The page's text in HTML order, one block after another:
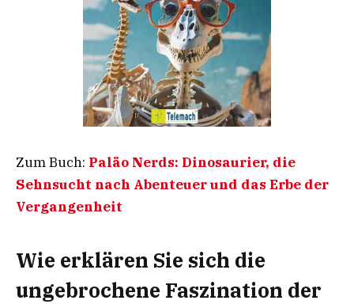
Zum Buch: Paläo Nerds: Dinosaurier, die
Sehnsucht nach Abenteuer und das Erbe der
Vergangenheit
Wie erklären Sie sich die
ungebrochene Faszination der